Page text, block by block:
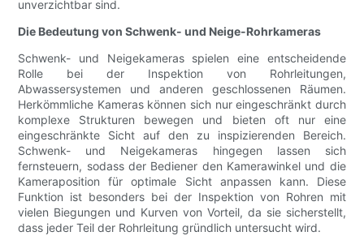
unverzichtbar sind.
Die Bedeutung von Schwenk- und Neige-Rohrkameras
Schwenk- und Neigekameras spielen eine entscheidende
Rolle bei der Inspektion von Rohrleitungen,
Abwassersystemen und anderen geschlossenen Räumen.
Herkömmliche Kameras können sich nur eingeschränkt durch
komplexe Strukturen bewegen und bieten oft nur eine
eingeschränkte Sicht auf den zu inspizierenden Bereich.
Schwenk- und Neigekameras hingegen lassen sich
fernsteuern, sodass der Bediener den Kamerawinkel und die
Kameraposition für optimale Sicht anpassen kann. Diese
Funktion ist besonders bei der Inspektion von Rohren mit
vielen Biegungen und Kurven von Vorteil, da sie sicherstellt,
dass jeder Teil der Rohrleitung gründlich untersucht wird.